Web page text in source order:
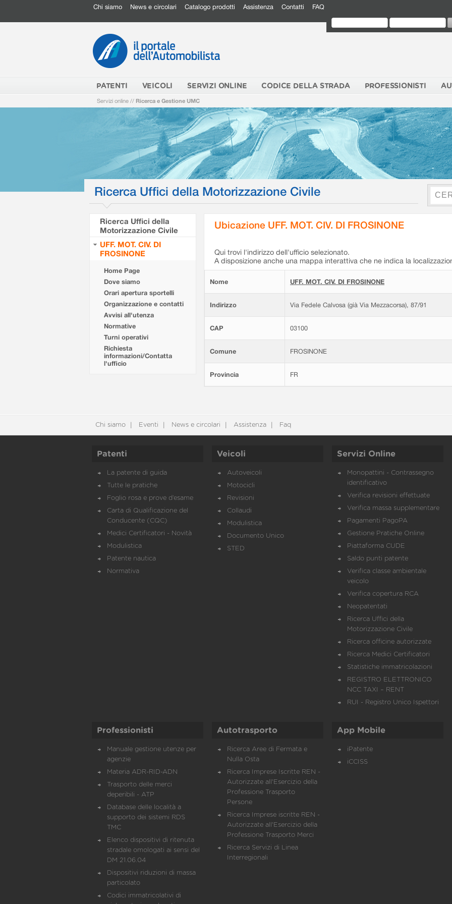
Chi siamo News e circolari Catalogo prodotti Assistenza Contatti FAQ
PATENTI VEICOLI SERVIZI ONLINE CODICE DELLA STRADA PROFESSIONISTI
Servizi online // Ricerca e Gestione UMC
Ricerca Uffici della Motorizzazione Civile
Ricerca Uffici della
Motorizzazione Civile
UFF. MOT. CIV. DI
FROSINONE
Home Page
Dove siamo
Orari apertura sportelli
Organizzazione e contatti
Avvisi all'utenza
Normative
Turni operativi
Richiesta
informazioni/Contatta
l'ufficio
Ubicazione UFF. MOT. CIV. DI FROSINONE
Qui trovi l'indirizzo dell'ufficio selezionato.
A disposizione anche una mappa interattiva che ne indica la
Nome UFF. MOT. CIV. DI FROSINONE
Indirizzo Via Fedele Calvosa (già Via Mezzacorsa), 87/91
CAP 03100
Comune FROSINONE
Provincia FR
Chi siamo Eventi News e circolari Assistenza Faq
Patenti
La patente di guida
Tutte le pratiche
Foglio rosa e prove d’esame
Carta di Qualificazione del
Conducente (CQC)
Medici Certificatori - Novità
Modulistica
Patente nautica
Normativa
Veicoli
Autoveicoli
Motocicli
Revisioni
Collaudi
Modulistica
Documento Unico
STED
Servizi Online
Monopattini - Contrassegno
identificativo
Verifica revisioni effettuate
Verifica massa supplementare
Pagamenti PagoPA
Gestione Pratiche Online
Piattaforma CUDE
Saldo punti patente
Verifica classe ambientale
veicolo
Verifica copertura RCA
Neopatentati
Ricerca Uffici della
Motorizzazione Civile
Ricerca officine autorizzate
Ricerca Medici Certificatori
Statistiche immatricolazioni
REGISTRO ELETTRONICO
NCC TAXI – RENT
RUI - Registro Unico Ispettori
Professionisti
Manuale gestione utenze per
agenzie
Materia ADR-RID-ADN
Trasporto delle merci
deperibili - ATP
Database delle località a
supporto dei sistemi RDS
TMC
Elenco dispositivi di ritenuta
stradale omologati ai sensi del
DM 21.06.04
Dispositivi riduzioni di massa
particolato
Codici immatricolativi di
Autotrasporto
Ricerca Aree di Fermata e
Nulla Osta
Ricerca Imprese Iscritte REN -
Autorizzate all'Esercizio della
Professione Trasporto
Persone
Ricerca Imprese iscritte REN -
Autorizzate all'Esercizio della
Professione Trasporto Merci
Ricerca Servizi di Linea
Interregionali
App Mobile
iPatente
iCCISS